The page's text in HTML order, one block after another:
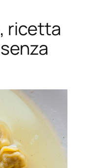
ricetta